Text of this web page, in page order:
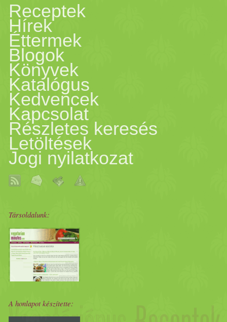
Receptek
Hírek
Éttermek
Blogok
Könyvek
Katalógus
Kedvencek
Kapcsolat
Részletes keresés
Letöltések
Jogi nyilatkozat
Társoldalunk:
A honlapot készítette: